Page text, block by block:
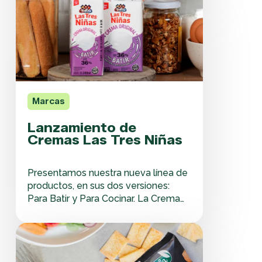
sustentable. Nos basamos en la
agricultura regenerativa, en
desarrollar modelos de negocio
circulares, enfocados en la eficiencia
y la…
de
Cremas
Las
Tres
Niñas
Marcas
Lanzamiento de
Cremas Las Tres Niñas
Presentamos nuestra nueva línea de
productos, en sus dos versiones:
Para Batir y Para Cocinar. La Crema
es única e innovadora ya que
mantiene intactas sus propiedades
nutricionales al igual que su textura y
Nuevas
tostaditas
veggies